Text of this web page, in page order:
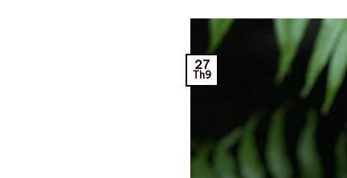
27
Th9